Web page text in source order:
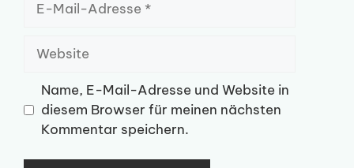
Mail-
Website
Name, E-Mail-Adresse und Website in
diesem Browser für meinen nächsten
Kommentar speichern.